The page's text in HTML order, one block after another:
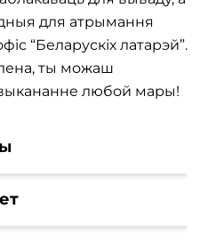
для атрымання
“Беларускіх латарэй”.
ты можаш
любой мары!